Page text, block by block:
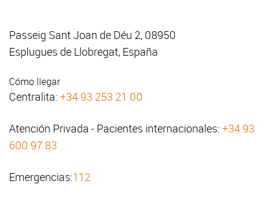
Passeig Sant Joan de Déu 2, 08950
Esplugues de Llobregat, España
Cómo llegar
Centralita: +34 93 253 21 00
Atención Privada - Pacientes internacionales: +34 93
600 97 83
Emergencias:112